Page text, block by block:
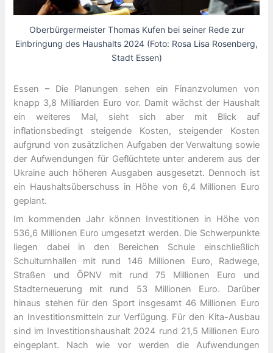
Oberbürgermeister Thomas Kufen bei seiner Rede zur
Einbringung des Haushalts 2024 (Foto: Rosa Lisa Rosenberg,
Stadt Essen)
Essen – Die Planungen sehen ein Finanzvolumen von
knapp 3,8 Milliarden Euro vor. Damit wächst der Haushalt
ein weiteres Mal, sieht sich aber mit Blick auf
inflationsbedingt steigende Kosten, steigender Kosten
aufgrund von zusätzlichen Aufgaben der Verwaltung sowie
der Aufwendungen für Geflüchtete unter anderem aus der
Ukraine auch höheren Ausgaben ausgesetzt. Dennoch ist
ein Haushaltsüberschuss in Höhe von 6,4 Millionen Euro
geplant.
Im kommenden Jahr können Investitionen in Höhe von
536,6 Millionen Euro umgesetzt werden. Die Schwerpunkte
liegen dabei in den Bereichen Schule einschließlich
Schulturnhallen mit rund 146 Millionen Euro, Radwege,
Straßen und ÖPNV mit rund 75 Millionen Euro und
Stadterneuerung mit rund 53 Millionen Euro. Darüber
hinaus stehen für den Sport insgesamt 46 Millionen Euro
an Investitionsmitteln zur Verfügung. Für den Kita-Ausbau
sind im Investitionshaushalt 2024 rund 21,5 Millionen Euro
eingeplant. Nach wie vor werden die Aufwendungen